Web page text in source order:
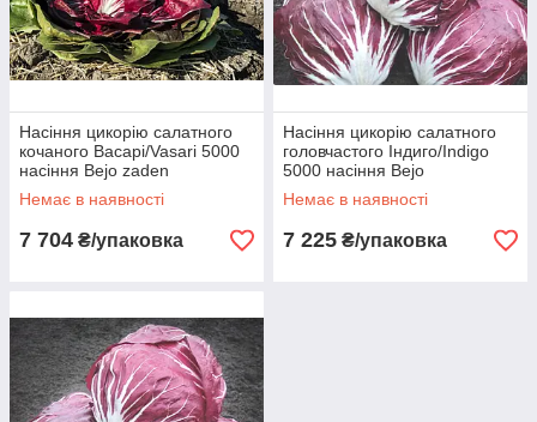
Насіння цикорію салатного
кочаного Васарі/Vasari 5000
насіння Bejo zaden
Немає в наявності
7 704 ₴/упаковка
Насіння цикорію салатного
головчастого Індиго/Indigo
5000 насіння Bejo
Немає в наявності
7 225 ₴/упаковка